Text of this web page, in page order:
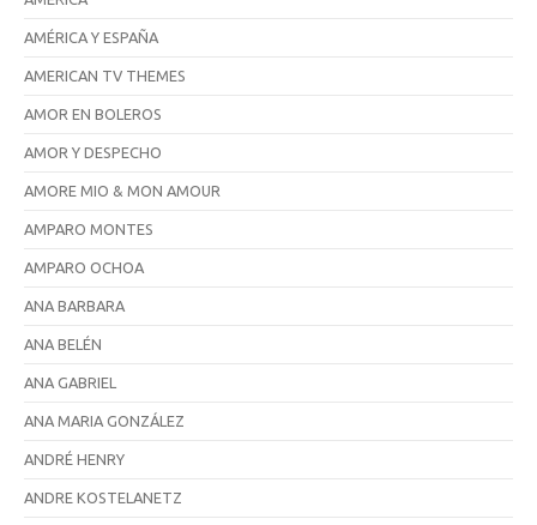
AMÉRICA Y ESPAÑA
AMERICAN TV THEMES
AMOR EN BOLEROS
AMOR Y DESPECHO
AMORE MIO & MON AMOUR
AMPARO MONTES
AMPARO OCHOA
ANA BARBARA
ANA BELÉN
ANA GABRIEL
ANA MARIA GONZÁLEZ
ANDRÉ HENRY
ANDRE KOSTELANETZ